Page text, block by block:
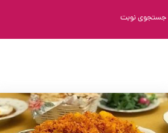
جستجوی نوبت